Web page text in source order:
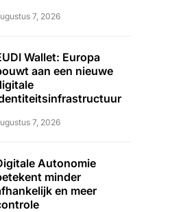
7, 2026
Wallet: Europa
aan een nieuwe
7, 2026
Autonomie
minder
en meer